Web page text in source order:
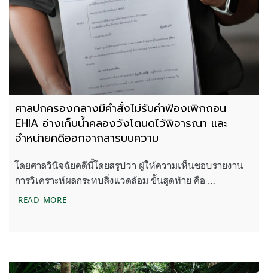
ศาลปกครองกลางมีคำสั่งไม่รับคำฟ้องเพิกถอน
EHIA อ่างเก็บน้ำคลองวังโตนดไว้พิจารณา และ
จำหน่ายคดีออกจากสารบบความ
โดยศาลวินิจฉัยคดีนี้โดยสรุปว่า ผู้ให้ความเห็นชอบรายงาน
การวิเคราะห์ผลกระทบสิ่งแวดล้อม ขั้นสุดท้าย คือ …
READ MOREศาลปกครองกลางมีคำสั่งไม่รับคำฟ้องเพิกถอน EHIA